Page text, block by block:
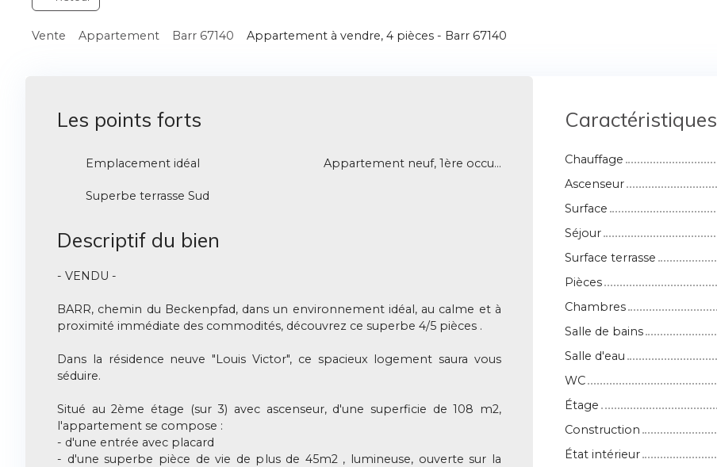
Vente Appartement Barr 67140 Appartement à vendre, 4 pièces - Barr 67140
Les points forts
Emplacement idéal Appartement neuf, 1ère occupation
Superbe terrasse Sud
Descriptif du bien
- VENDU -
BARR, chemin du Beckenpfad, dans un environnement idéal, au calme et à
proximité immédiate des commodités, découvrez ce superbe 4/5 pièces .
Dans la résidence neuve "Louis Victor", ce spacieux logement saura vous
séduire.
Situé au 2ème étage (sur 3) avec ascenseur, d'une superficie de 108 m2,
l'appartement se compose :
- d'une entrée avec placard
- d'une superbe pièce de vie de plus de 45m2 , lumineuse, ouverte sur la
Chauffage
Ascenseur
Surface
Séjour
Surface terrasse
Pièces
Chambres
Salle de bains
Salle d'eau
WC
Étage
Construction
État intérieur